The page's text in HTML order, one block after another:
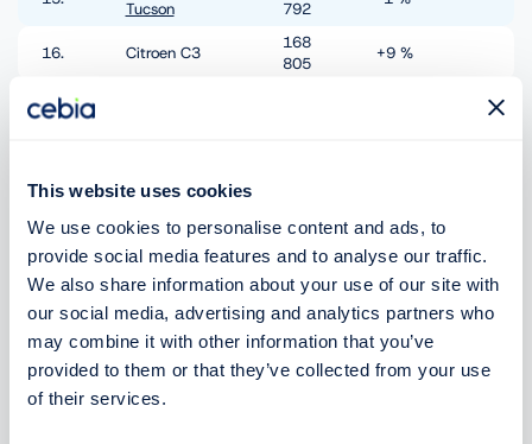
This website uses cookies
We use cookies to personalise content and ads, to
provide social media features and to analyse our traffic.
We also share information about your use of our site with
our social media, advertising and analytics partners who
may combine it with other information that you’ve
provided to them or that they’ve collected from your use
of their services.
Tucson 792
16. Citroen C3
168
805
+9 %
17.
19. Ford
633
-5 %
152
854
21.
Volkswagen
Polo
152
237
-4 %
22. Toyota CH-R
133
+23 %